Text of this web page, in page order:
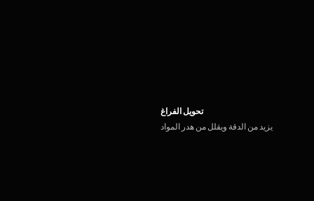
تحويل الفراغ
يزيد من الدقة ويقلل من هدر المواد